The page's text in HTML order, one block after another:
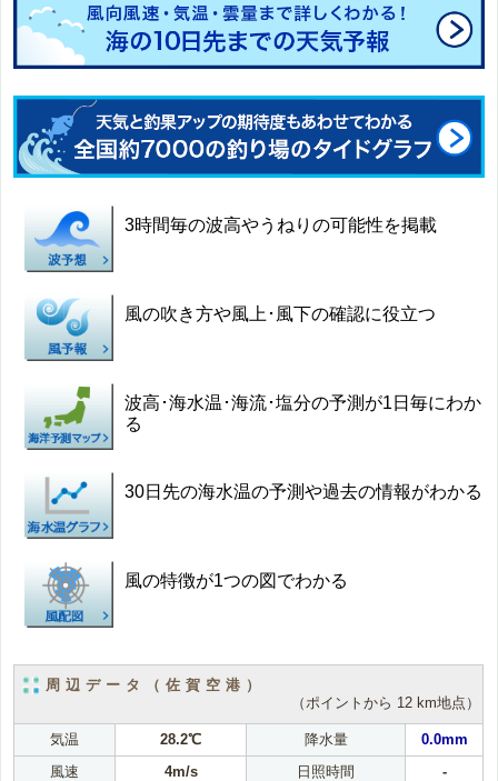
3時間毎の波高やうねりの可能性を掲載
風の吹き方や風上･風下の確認に役立つ
波高･海水温･海流･塩分の予測が1日毎にわか
る
30日先の海水温の予測や過去の情報がわかる
風の特徴が1つの図でわかる
周辺データ（佐賀空港）
（ポイントから 12 km地点）
気温 28.2℃ 降水量
0.0mm
風速
4m/s 日照時間 -